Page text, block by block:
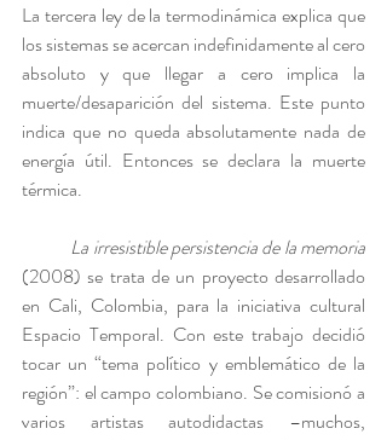
La tercera ley de la termodinámica explica que
los sistemas se acercan indefinidamente al cero
absoluto y que llegar a cero implica la
muerte/desaparición del sistema. Este punto
indica que no queda absolutamente nada de
energía útil. Entonces se declara la muerte
térmica.
La irresistible persistencia de la memoria
(2008) se trata de un proyecto desarrollado
en Cali, Colombia, para la iniciativa cultural
Espacio Temporal. Con este trabajo decidió
tocar un “tema político y emblemático de la
región”: el campo colombiano. Se comisionó a
varios artistas autodidactas –muchos,